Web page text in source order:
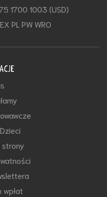
1700 1003 (USD)
PL PW WRO
strony
wpłat